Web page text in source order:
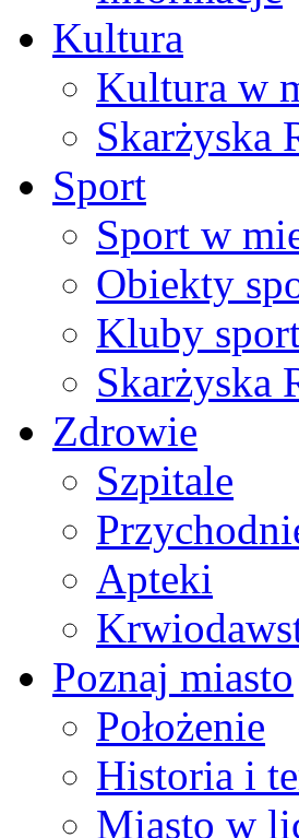
Kultura
Kultura w
Skarżyska
Sport
Sport w
Obiekty
Kluby
Skarżyska
Zdrowie
Szpitale
Apteki
Poznaj miasto
Położenie
Historia i
Miasto w